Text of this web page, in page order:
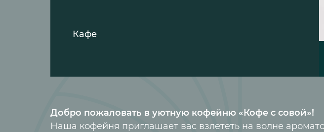
Кафе
Добро пожаловать в уютную кофейню «Кофе с совой»!
Наша кофейня приглашает вас взлететь на волне